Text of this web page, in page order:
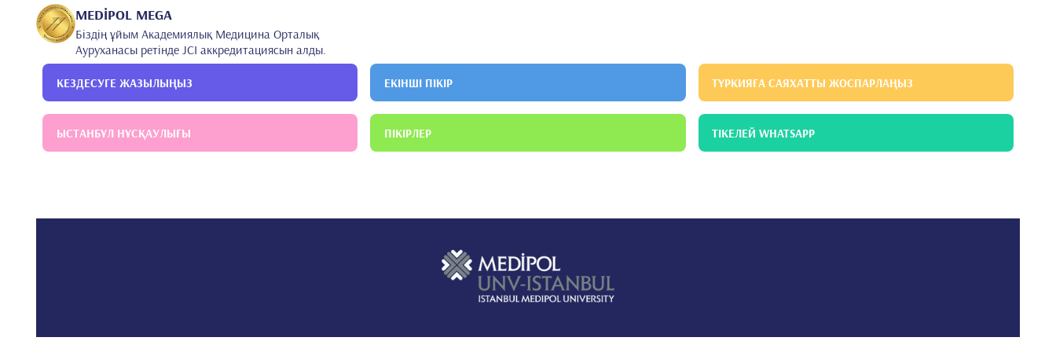
MEDİPOL MEGA
Біздің ұйым Академиялық Медицина Орталық
Ауруханасы ретінде JCI аккредитациясын алды.
КЕЗДЕСУГЕ ЖАЗЫЛЫҢЫЗ ЕКІНШІ ПІКІР ТҮРКИЯҒА САЯХАТТЫ ЖОСПАРЛАҢЫЗ
ЫСТАНБҰЛ НҰСҚАУЛЫҒЫ ПІКІРЛЕР ТІКЕЛЕЙ WHATSAPP